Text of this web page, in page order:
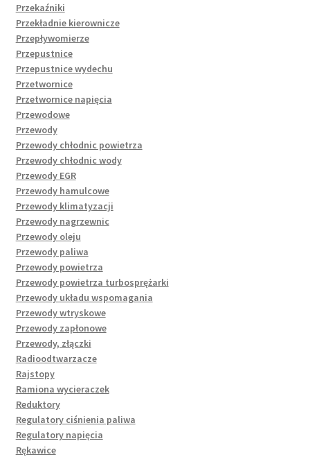
Przekaźniki
Przekładnie kierownicze
Przepływomierze
Przepustnice
Przepustnice wydechu
Przetwornice
Przetwornice napięcia
Przewodowe
Przewody
Przewody chłodnic powietrza
Przewody chłodnic wody
Przewody EGR
Przewody hamulcowe
Przewody klimatyzacji
Przewody nagrzewnic
Przewody oleju
Przewody paliwa
Przewody powietrza
Przewody powietrza turbosprężarki
Przewody układu wspomagania
Przewody wtryskowe
Przewody zapłonowe
Przewody, złączki
Radioodtwarzacze
Rajstopy
Ramiona wycieraczek
Reduktory
Regulatory ciśnienia paliwa
Regulatory napięcia
Rękawice